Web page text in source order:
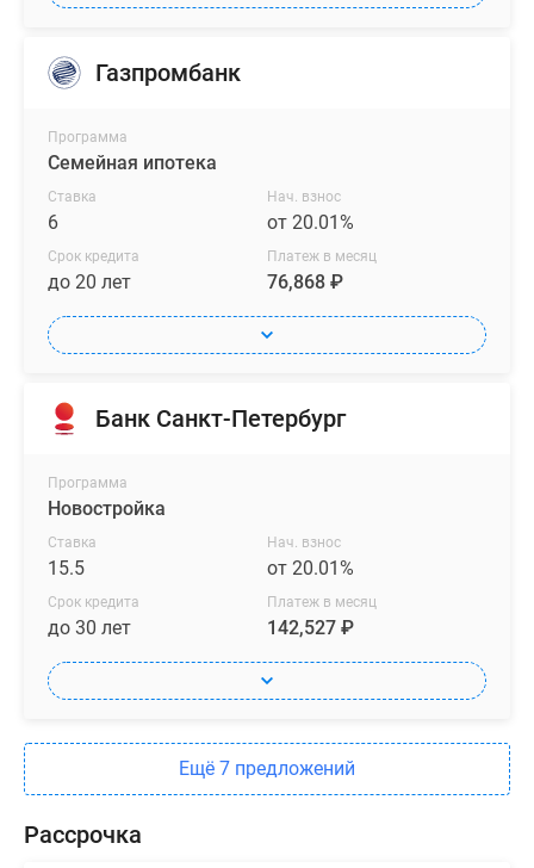
Газпромбанк
Программа
Семейная ипотека
Ставка
6
Нач. взнос
от 20.01%
Срок кредита
до 20 лет
Платеж в месяц
76,868 ₽
Банк Санкт-Петербург
Программа
Новостройка
Ставка
15.5
Нач. взнос
от 20.01%
Срок кредита
до 30 лет
Платеж в месяц
142,527 ₽
Ещё 7 предложений
Рассрочка